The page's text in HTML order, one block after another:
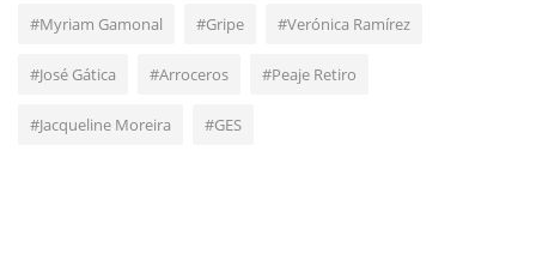
#Myriam Gamonal #Gripe #Verónica Ramírez
#José Gática #Arroceros #Peaje Retiro
#Jacqueline Moreira #GES